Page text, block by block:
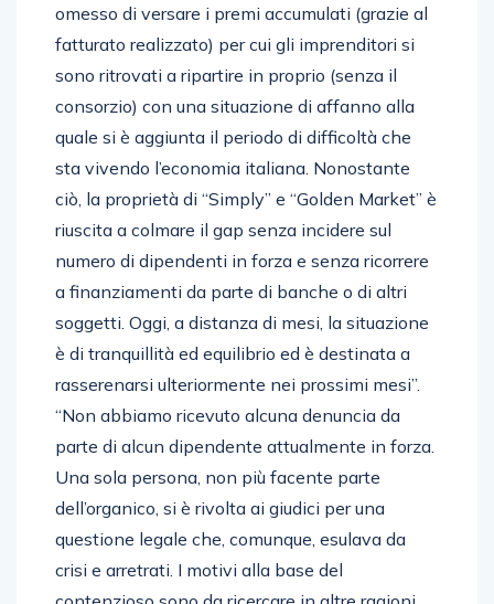
omesso di versare i premi accumulati (grazie al
fatturato realizzato) per cui gli imprenditori si
sono ritrovati a ripartire in proprio (senza il
consorzio) con una situazione di affanno alla
quale si è aggiunta il periodo di difficoltà che
sta vivendo l’economia italiana. Nonostante
ciò, la proprietà di “Simply” e “Golden Market” è
riuscita a colmare il gap senza incidere sul
numero di dipendenti in forza e senza ricorrere
a finanziamenti da parte di banche o di altri
soggetti. Oggi, a distanza di mesi, la situazione
è di tranquillità ed equilibrio ed è destinata a
rasserenarsi ulteriormente nei prossimi mesi”.
“Non abbiamo ricevuto alcuna denuncia da
parte di alcun dipendente attualmente in forza.
Una sola persona, non più facente parte
dell’organico, si è rivolta ai giudici per una
questione legale che, comunque, esulava da
crisi e arretrati. I motivi alla base del